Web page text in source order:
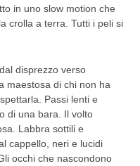
in uno slow motion che
crolla a terra. Tutti i peli si
disprezzo verso
maestosa di chi non ha
Passi lenti e
di una bara. Il volto
Labbra sottili e
cappello, neri e lucidi
occhi che nascondono